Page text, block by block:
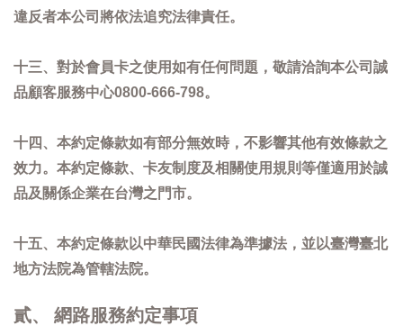
違反者本公司將依法追究法律責任。
十三、對於會員卡之使用如有任何問題，敬請洽詢本公司誠
品顧客服務中心0800-666-798。
十四、本約定條款如有部分無效時，不影響其他有效條款之
效力。本約定條款、卡友制度及相關使用規則等僅適用於誠
品及關係企業在台灣之門市。
十五、本約定條款以中華民國法律為準據法，並以臺灣臺北
地方法院為管轄法院。
貳、 網路服務約定事項